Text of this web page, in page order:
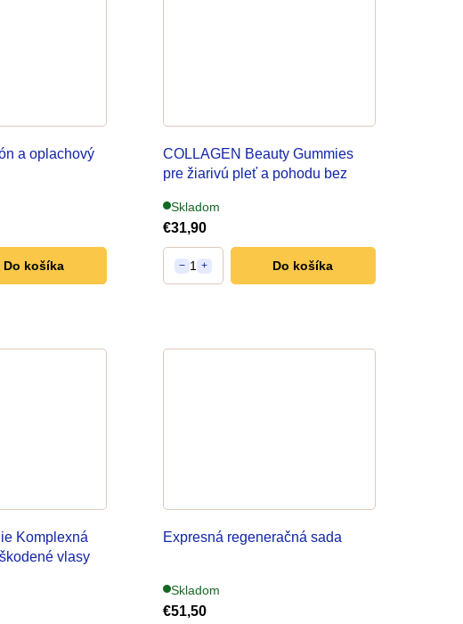
a oplachový
Do košíka
COLLAGEN Beauty Gummies
pre žiarivú pleť a pohodu bez
Skladom
€31,90
− 1 + Do košíka
Komplexná
vlasy
Expresná regeneračná sada
Skladom
€51,50